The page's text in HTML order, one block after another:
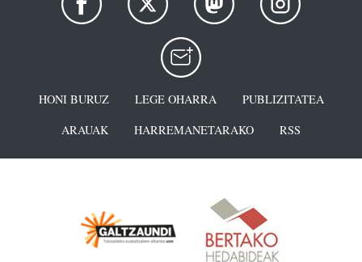
HONI BURUZ LEGE OHARRA
PUBLIZITATEA
ARAUAK
HARREMANETARAKO RSS